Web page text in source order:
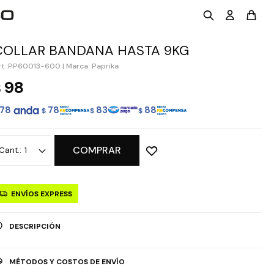
BANDANA HASTA 9KG
PP60013-600 | Marca: Paprika
98
78 $ 78 $ 83 $ 88
1 COMPRAR
ENVÍOS EXPRESS
DESCRIPCIÓN
MÉTODOS Y COSTOS DE ENVÍO